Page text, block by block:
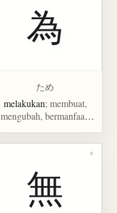
為
ため
melakukan; membuat,
mengubah, bermanfaat,
kepentingan, demi,
無